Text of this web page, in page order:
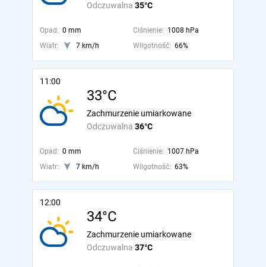
Odczuwalna 35°C
Opad: 0 mm Ciśnienie: 1008 hPa
Wiatr:
7 km/h Wilgotność: 66%
11:00
33°C
Odczuwalna 36°C
Zachmurzenie umiarkowane
Opad: 0 mm Ciśnienie: 1007 hPa
Wiatr:
7 km/h Wilgotność: 63%
12:00
34°C
Odczuwalna 37°C
Zachmurzenie umiarkowane